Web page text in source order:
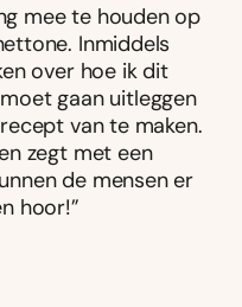
mee te houden op
Inmiddels
over hoe ik dit
gaan uitleggen
van te maken.
zegt met een
de mensen er
hoor!”